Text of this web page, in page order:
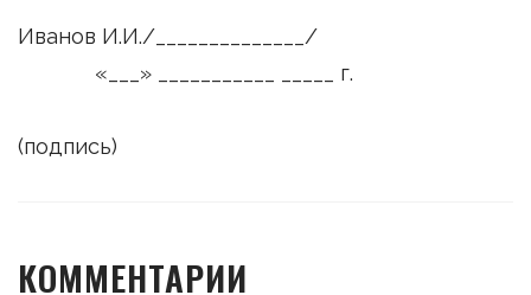
Иванов И.И./______________/
«___» ___________ _____ г.
(подпись)
КОММЕНТАРИИ